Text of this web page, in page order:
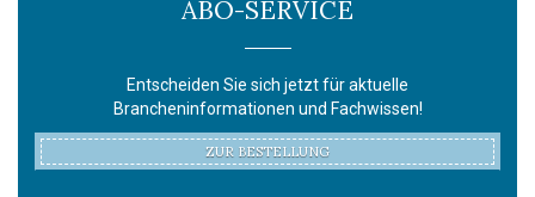
ABO-SERVICE
Entscheiden Sie sich jetzt für aktuelle
Brancheninformationen und Fachwissen!
ZUR BESTELLUNG